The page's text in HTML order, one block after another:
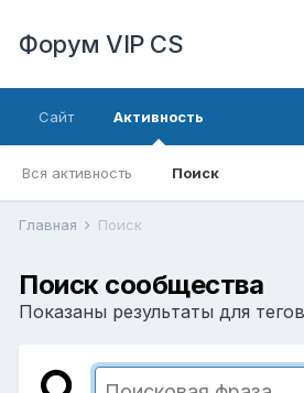
Форум VIP CS
Сайт Активность
Вся активность Поиск
Главная Поиск
Поиск сообщества
Показаны результаты для